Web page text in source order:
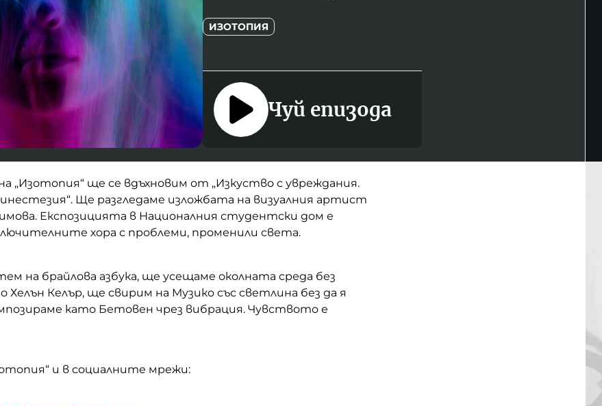
ИЗОТОПИЯ
Чуй епизода
„Изотопия“ ще се вдъхновим от „Изкуство с увреждания.
Ще разгледаме изложбата на визуалния артист
Експозицията в Националния студентски дом е
хора с проблеми, променили света.
на брайлова азбука, ще усещаме околната среда без
Хелън Келър, ще свирим на Музико със светлина без да я
като Бетовен чрез вибрация. Чувството е
и в социалните мрежи: